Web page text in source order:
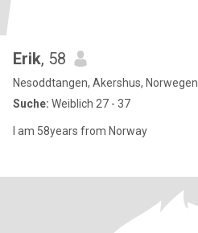
Erik, 58
Nesoddtangen, Akershus, Norwegen
Suche: Weiblich 27 - 37
I am 58years from Norway